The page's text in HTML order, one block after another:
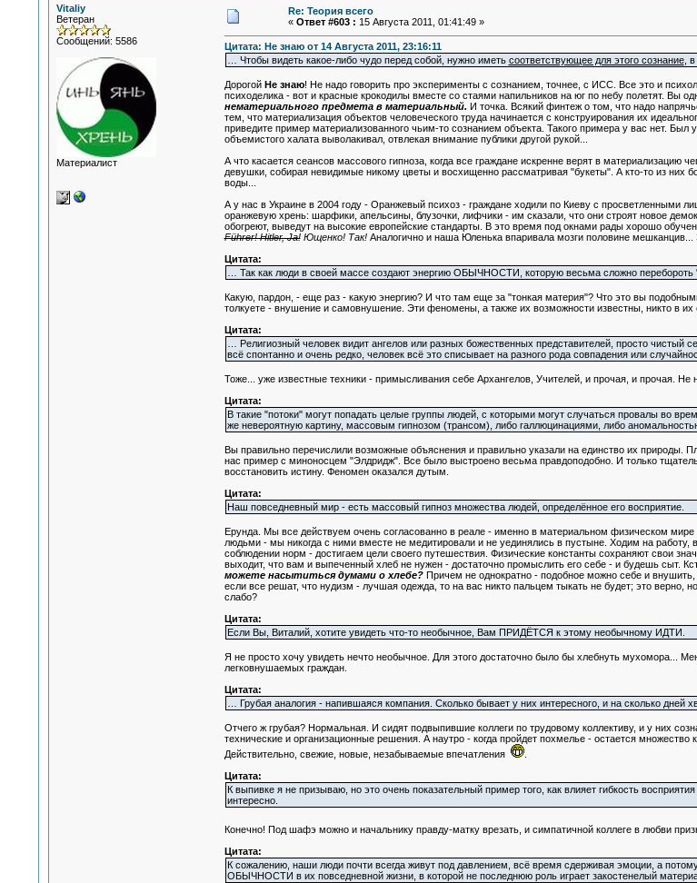
Vitaliy
Ветеран
Сообщений: 5586
Материалист
Re: Теория всего
« Ответ #603 : 15 Августа 2011, 01:41:49 »
Цитата: Не знаю от 14 Августа 2011, 23:16:11
… Чтобы видеть какое-либо чудо перед собой, нужно иметь соответствующее для этого сознание, в
Дорогой Не знаю! Не надо говорить про эксперименты с сознанием, точнее, с ИСС. Все это и
психоделика - вот и красные крокодилы вместе со стаями напильников на юг по небу полетят. Вы
нематериального предмета в материальный. И точка. Всякий финтеж о том, что надо
тем, что материализация объектов человеческого труда начинается с конструирования их
приведите пример материализованного чьим-то сознанием объекта. Такого примера у вас нет.
объемистого халата выволакивал, отвлекая внимание публики другой рукой...
А что касается сеансов массового гипноза, когда все граждане искренне верят в
девушки, собирая невидимые никому цветы и восхищенно рассматривая "букеты". А кто-то из них
воды...
А у нас в Украине в 2004 году - Оранжевый психоз - граждане ходили по Киеву с просветленными
оранжевую хрень: шарфики, апельсины, блузочки, лифчики - им сказали, что они строят новое
обогреют, выведут на высокие европейские стандарты. В это время под окнами рады хорошо
Führer! Hitler, Ja! Ющенко! Так!Аналогично и наша Юленька впаривала мозги половине
Цитата:
… Так как люди в своей массе создают энергию ОБЫЧНОСТИ, которую весьма сложно перебороть
Какую, пардон, - еще раз - какую энергию? И что там еще за "тонкая материя"? Что это вы
толкуете - внушение и самовнушение. Эти феномены, а также их возможности известны, никто в их
Цитата:
… Религиозный человек видит ангелов или разных божественных представителей, просто
всё спонтанно и очень редко, человек всё это списывает на разного рода совпадения или
Тоже... уже известные техники - примысливания себе Архангелов, Учителей, и прочая, и прочая. Не
Цитата:
В такие "потоки" могут попадать целые группы людей, с которыми могут случаться провалы во
же невероятную картину, массовым гипнозом (трансом), либо галлюцинациями, либо
Вы правильно перечислили возможные объяснения и правильно указали на единство их
нас пример с миноносцем "Элдридж". Все было выстроено весьма правдоподобно. И только
восстановить истину. Феномен оказался дутым.
Цитата:
Наш повседневный мир - есть массовый гипноз множества людей, определённое его восприятие.
Ерунда. Мы все действуем очень согласованно в реале - именно в материальном физическом
людьми - мы никогда с ними вместе не медитировали и не уединялись в пустыне. Ходим на
соблюдении норм - достигаем цели своего путешествия. Физические константы сохраняют свои
выходит, что вам и выпеченный хлеб не нужен - достаточно промыслить его себе - и будешь сыт.
можете насытиться думами о хлебе?Причем не однократно - подобное можно себе и внушить,
если все решат, что нудизм - лучшая одежда, то на вас никто пальцем тыкать не будет; это
слабо?
Цитата:
Если Вы, Виталий, хотите увидеть что-то необычное, Вам ПРИДЁТСЯ к этому необычному ИДТИ.
Я не просто хочу увидеть нечто необычное. Для этого достаточно было бы хлебнуть мухомора...
легковнушаемых граждан.
Цитата:
… Грубая аналогия - напившаяся компания. Сколько бывает у них интересного, и на сколько дней
Отчего ж грубая? Нормальная. И сидят подвыпившие коллеги по трудовому коллективу, и у них
технические и организационные решения. А наутро - когда пройдет похмелье - остается
Действительно, свежие, новые, незабываемые впечатления
.
Цитата:
К выпивке я не призываю, но это очень показательный пример того, как влияет гибкость
интересно.
Конечно! Под шафэ можно и начальнику правду-матку врезать, и симпатичной коллеге в любви
Цитата:
К сожалению, наши люди почти всегда живут под давлением, всё время сдерживая эмоции, а
ОБЫЧНОСТИ в их повседневной жизни, в которой не последнюю роль играет закостенелый